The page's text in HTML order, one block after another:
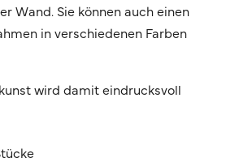
Wand. Sie können auch einen
in verschiedenen Farben
wird damit eindrucksvoll